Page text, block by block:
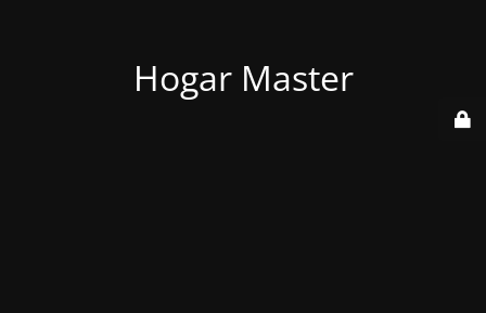
Hogar Master